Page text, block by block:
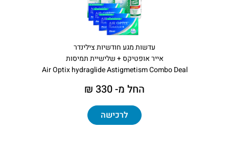
עדשות מגע חודשיות צילינדר
אייר אופטיקס + שלישיית תמיסות
Air Optix hydraglide Astigmetism Combo Deal
החל מ- 330 ₪
לרכישה